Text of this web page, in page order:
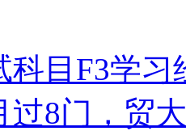
科目F3学习
过8门，贸